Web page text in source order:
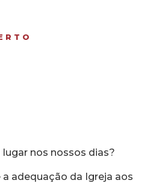
nos nossos dias?
adequação da Igreja aos